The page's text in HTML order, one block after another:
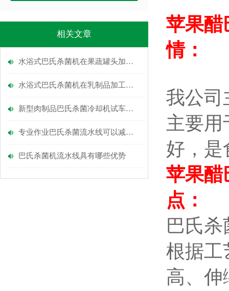
相关文章
水浴式巴氏杀菌机在果蔬罐头加工中的关键作用
水浴式巴氏杀菌机在乳制品加工中的应用
新型肉制品巴氏杀菌冷却机试车成功
专业作业巴氏杀菌流水线可以减少事故
巴氏杀菌机流水线具有哪些优势
苹果醋
情：
我公司
主要用
好，是
苹果醋
点：
巴氏
根据工
高、伸